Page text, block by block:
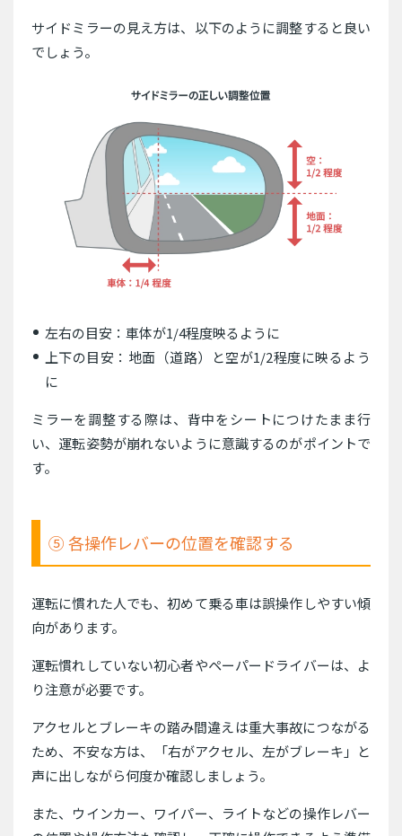
サイドミラーの見え方は、以下のように調整すると良い
でしょう。
左右の目安：車体が1/4程度映るように
上下の目安：地面（道路）と空が1/2程度に映るよう
に
ミラーを調整する際は、背中をシートにつけたまま行
い、運転姿勢が崩れないように意識するのがポイントで
す。
⑤ 各操作レバーの位置を確認する
運転に慣れた人でも、初めて乗る車は誤操作しやすい傾
向があります。
運転慣れしていない初心者やペーパードライバーは、よ
り注意が必要です。
アクセルとブレーキの踏み間違えは重大事故につながる
ため、不安な方は、「右がアクセル、左がブレーキ」と
声に出しながら何度か確認しましょう。
また、ウインカー、ワイパー、ライトなどの操作レバー